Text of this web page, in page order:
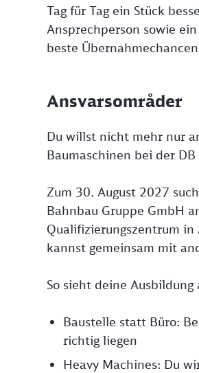
Tag für Tag ein Stück
Ansprechperson sowie
beste
Ansvarsområder
Du willst nicht mehr nur
Baumaschinen bei der
Zum 30. August 2027
Bahnbau Gruppe GmbH
Qualifizierungszentrum in
kannst gemeinsam mit
So sieht deine Ausbildung
Baustelle statt Büro:
richtig liegen
Heavy Machines: Du